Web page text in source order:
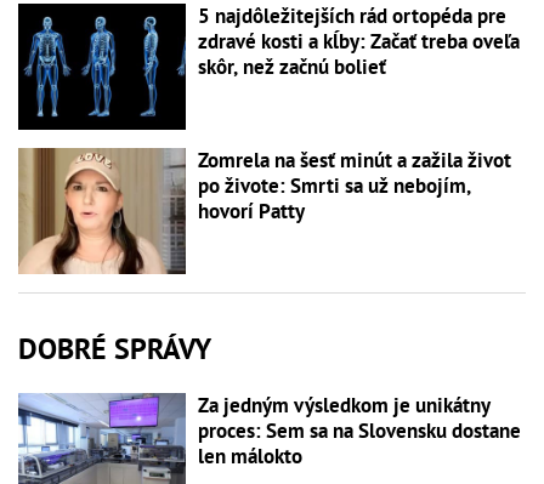
5 najdôležitejších rád ortopéda pre
zdravé kosti a kĺby: Začať treba oveľa
skôr, než začnú bolieť
Zomrela na šesť minút a zažila život
po živote: Smrti sa už nebojím,
hovorí Patty
DOBRÉ SPRÁVY
Za jedným výsledkom je unikátny
proces: Sem sa na Slovensku dostane
len málokto